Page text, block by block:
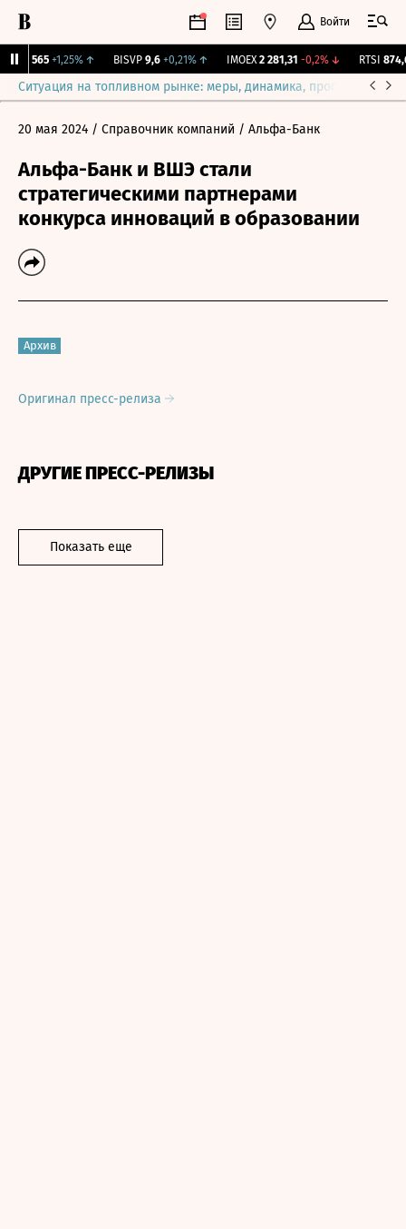
Войти
565 +1,25%↑ BISVP 9,6 +0,21% ↑ IMOEX 2 281,31 -0,2%↓ RTSI
Ситуация на топливном рынке: меры, динамика, прогнозы
20 мая 2024 / Справочник компаний / Альфа-Банк
Альфа-Банк и ВШЭ стали
стратегическими партнерами
конкурса инноваций в образовании
Архив
Оригинал пресс-релиза
ДРУГИЕ ПРЕСС-РЕЛИЗЫ
Показать еще